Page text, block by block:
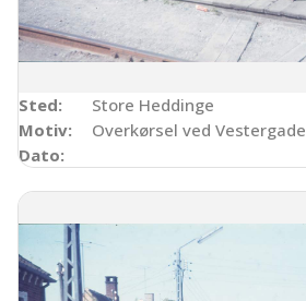
Sted:
Store Heddinge
Motiv:
Overkørsel ved Vestergade
Dato: